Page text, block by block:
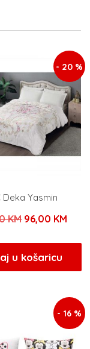
- 20 %
Deka Yasmin
KM Izvorna
bila
je:
96,00 KM
u košaricu
- 16 %